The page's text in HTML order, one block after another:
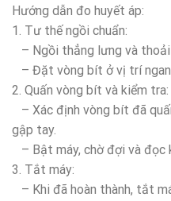
Hướng dẫn đo huyết áp:
1. Tư thế ngồi chuẩn:
– Ngồi thẳng lưng và thoải
– Đặt vòng bít ở vị trí
2. Quấn vòng bít và kiểm tra:
– Xác định vòng bít đã
gập tay.
– Bật máy, chờ đợi và đọc
3. Tắt máy:
– Khi đã hoàn thành, tắt